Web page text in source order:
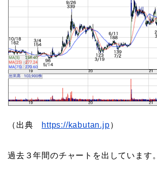
（出典 https://kabutan.jp）
過去３年間のチャートを出しています。